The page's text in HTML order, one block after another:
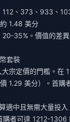
112、373、933、
1.48 美分
20-35%。價值的差
套裝
大宗定價的門檻。在
1.29 美分）。首購
適中且無需大量投
者可達 1212-1306